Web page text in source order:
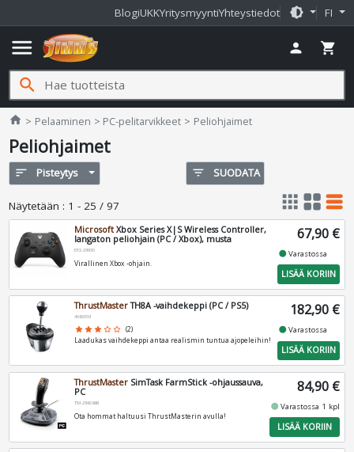
BlogiUKKYritysmyyntiYhteystiedot brightness_medium FI
menu person shopping_cart
search
home Jimms.fi
Pelaaminen PC-pelitarvikkeet Peliohjaimet
Peliohjaimet
sort Pisteytys filter_list SUODATA
Näytetään : 1 - 25 / 97 apps grid_view table_rows
Microsoft Xbox Series X|S Wireless Controller,
langaton peliohjain (PC / Xbox), musta
EP2-29930
Virallinen Xbox -ohjain.
67,90 €
fiber_manual_recordVarastossa
LISÄÄ KORIIN
ThrustMasterTH8A -vaihdekeppi (PC / PS5)
4060059
star star star star_border star_border (2)
Laadukas vaihdekeppi antaa realismin tuntua ajopeleihin!
182,90 €
fiber_manual_recordVarastossa
LISÄÄ KORIIN
ThrustMaster SimTask FarmStick -ohjaussauva,
PC
TM-2960889
Ota hommat haltuusi ThrustMasterin avulla!
84,90 €
fiber_manual_recordVarastossa 1 kpl
LISÄÄ KORIIN